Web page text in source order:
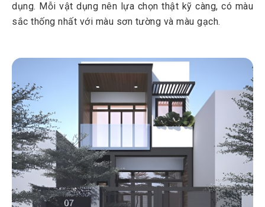
dụng. Mỗi vật dụng nên lựa chọn thật kỹ càng, có màu
sắc thống nhất với màu sơn tường và màu gạch.